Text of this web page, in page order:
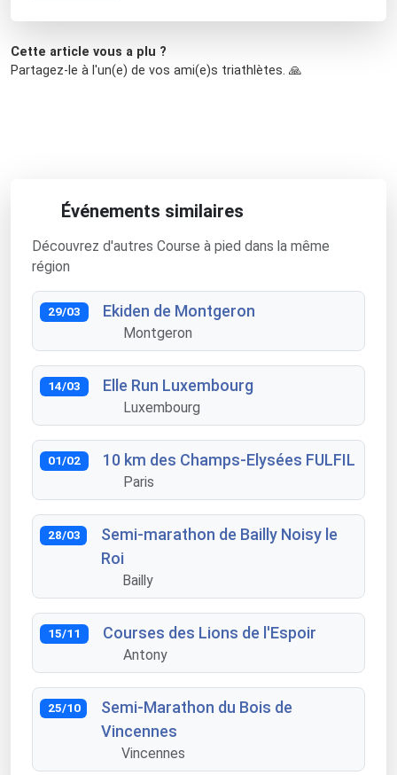
Cette article vous a plu ?
Partagez-le à l'un(e) de vos ami(e)s triathlètes. 🙏
Événements similaires
Découvrez d'autres Course à pied dans la même
région
29/03 Ekiden de Montgeron
Montgeron
14/03 Elle Run Luxembourg
Luxembourg
01/02 10 km des Champs-Elysées FULFIL
Paris
28/03
Semi-marathon de Bailly Noisy le
Roi
Bailly
15/11 Courses des Lions de l'Espoir
Antony
25/10
Semi-Marathon du Bois de
Vincennes
Vincennes